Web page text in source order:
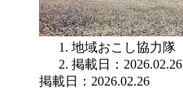
地域おこし協力隊
掲載日：2026.02.26
掲載日：2026.02.26